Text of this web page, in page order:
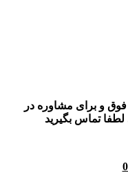
فوق و برای مشاوره در
تماس بگیرید